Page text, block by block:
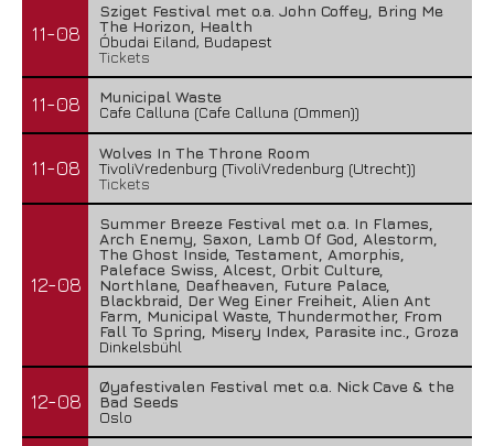
11-08
Sziget Festival met o.a. John Coffey, Bring Me
The Horizon, Health
Óbudai Eiland, Budapest
Tickets
11-08
Municipal Waste
Cafe Calluna (Cafe Calluna (Ommen))
11-08
Wolves In The Throne Room
TivoliVredenburg (TivoliVredenburg (Utrecht))
Tickets
12-08
Summer Breeze Festival met o.a. In Flames,
Arch Enemy, Saxon, Lamb Of God, Alestorm,
The Ghost Inside, Testament, Amorphis,
Paleface Swiss, Alcest, Orbit Culture,
Northlane, Deafheaven, Future Palace,
Blackbraid, Der Weg Einer Freiheit, Alien Ant
Farm, Municipal Waste, Thundermother, From
Fall To Spring, Misery Index, Parasite inc., Groza
Dinkelsbühl
12-08
Øyafestivalen Festival met o.a. Nick Cave & the
Bad Seeds
Oslo